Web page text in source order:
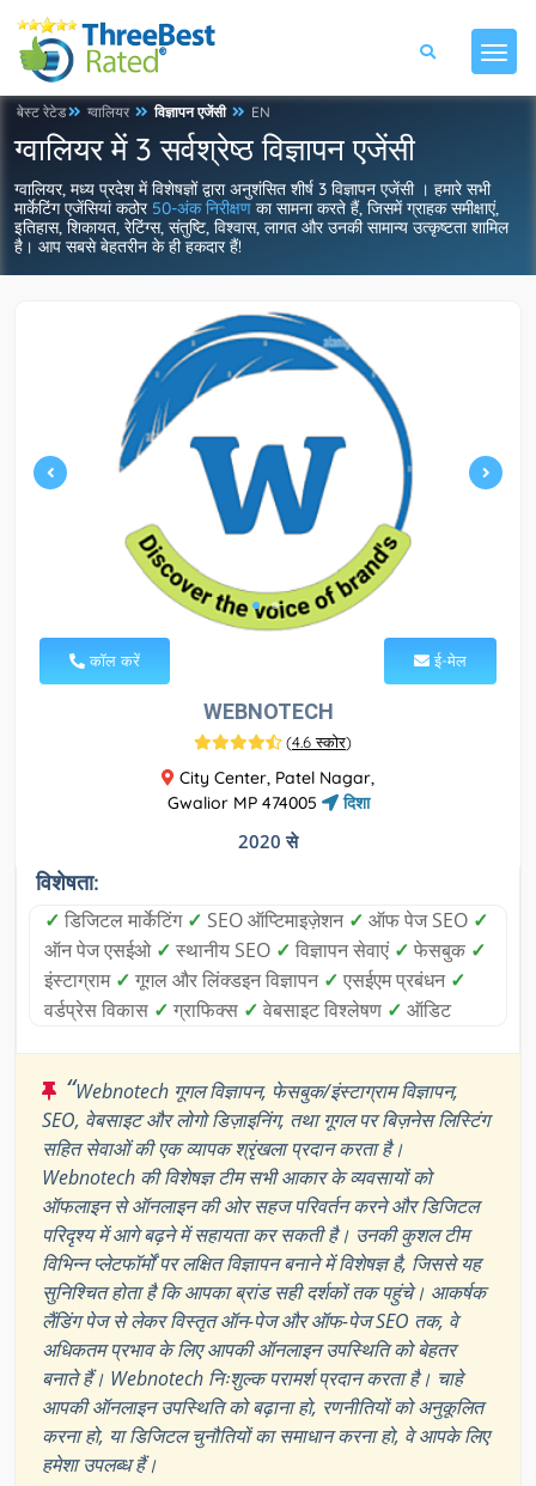
बेस्ट रेटेड ग्वालियर विज्ञापन एजेंसी EN
ग्वालियर में 3 सर्वश्रेष्ठ विज्ञापन एजेंसी
ग्वालियर, मध्य प्रदेश में विशेषज्ञों द्वारा अनुशंसित शीर्ष 3 विज्ञापन एजेंसी । हमारे सभी
मार्केटिंग एजेंसियां कठोर 50-अंक निरीक्षण का सामना करते हैं, जिसमें ग्राहक समीक्षाएं,
इतिहास, शिकायत, रेटिंग्स, संतुष्टि, विश्वास, लागत और उनकी सामान्य उत्कृष्टता शामिल
है। आप सबसे बेहतरीन के ही हकदार हैं!
कॉल करें ई-मेल
WEBNOTECH
(4.6 स्कोर)
City Center, Patel Nagar,
Gwalior MP 474005
दिशा
2020 से
विशेषता:
✓ डिजिटल मार्केटिंग ✓ SEO ऑप्टिमाइज़ेशन ✓ ऑफ पेज SEO ✓
ऑन पेज एसईओ ✓ स्थानीय SEO ✓ विज्ञापन सेवाएं ✓ फेसबुक ✓
इंस्टाग्राम ✓ गूगल और लिंक्डइन विज्ञापन ✓ एसईएम प्रबंधन ✓
वर्डप्रेस विकास ✓ ग्राफिक्स ✓ वेबसाइट विश्लेषण ✓ ऑडिट
“Webnotech गूगल विज्ञापन, फेसबुक/इंस्टाग्राम विज्ञापन,
SEO, वेबसाइट और लोगो डिज़ाइनिंग, तथा गूगल पर बिज़नेस लिस्टिंग
सहित सेवाओं की एक व्यापक श्रृंखला प्रदान करता है।
Webnotech की विशेषज्ञ टीम सभी आकार के व्यवसायों को
ऑफलाइन से ऑनलाइन की ओर सहज परिवर्तन करने और डिजिटल
परिदृश्य में आगे बढ़ने में सहायता कर सकती है। उनकी कुशल टीम
विभिन्न प्लेटफॉर्मों पर लक्षित विज्ञापन बनाने में विशेषज्ञ है, जिससे यह
सुनिश्चित होता है कि आपका ब्रांड सही दर्शकों तक पहुंचे। आकर्षक
लैंडिंग पेज से लेकर विस्तृत ऑन-पेज और ऑफ-पेज SEO तक, वे
अधिकतम प्रभाव के लिए आपकी ऑनलाइन उपस्थिति को बेहतर
बनाते हैं। Webnotech निःशुल्क परामर्श प्रदान करता है। चाहे
आपकी ऑनलाइन उपस्थिति को बढ़ाना हो, रणनीतियों को अनुकूलित
करना हो, या डिजिटल चुनौतियों का समाधान करना हो, वे आपके लिए
हमेशा उपलब्ध हैं।